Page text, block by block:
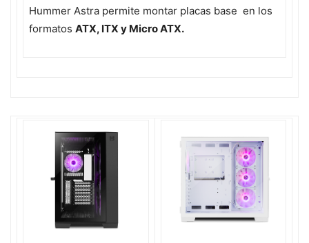
Hummer Astra permite montar placas base en los
formatos ATX, ITX y Micro ATX.